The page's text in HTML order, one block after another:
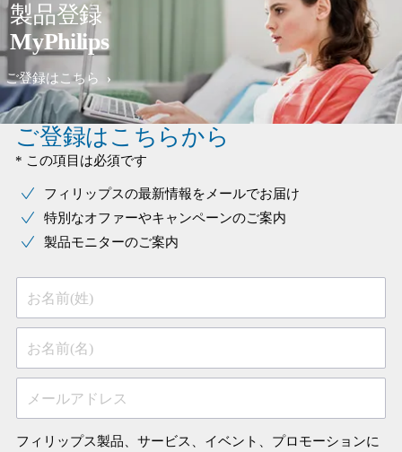
製品登録
MyPhilips
ご登録はこちら
ご登録はこちらから
* この項目は必須です
フィリップスの最新情報をメールでお届け
特別なオファーやキャンペーンのご案内
製品モニターのご案内
お名前(姓)
お名前(名)
メールアドレス
フィリップス製品、サービス、イベント、プロモーションに